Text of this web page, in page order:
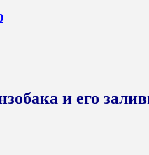
и его